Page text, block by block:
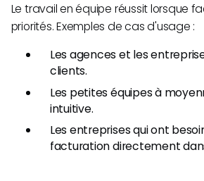
Le travail en équipe réussit lorsque
priorités. Exemples de cas d'usage :
Les agences et les
clients.
Les petites équipes à
intuitive.
Les entreprises qui ont
facturation directement